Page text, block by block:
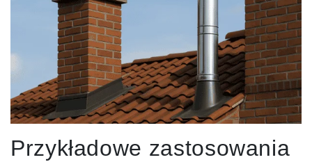
Przykładowe zastosowania